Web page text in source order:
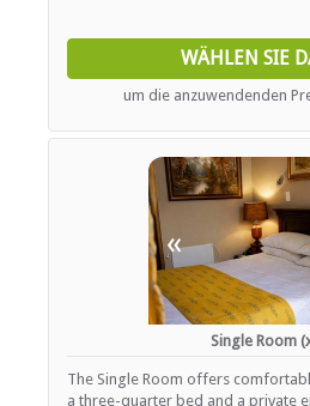
WÄHLEN SIE
um die anzuwendenden
«
Single Room
The Single Room offers
a three-quarter bed and a private